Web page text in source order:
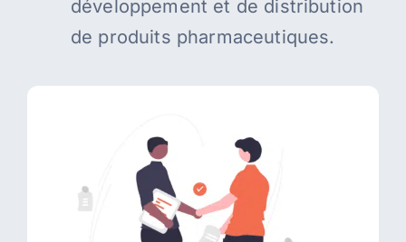
développement et de distribution
de produits pharmaceutiques.